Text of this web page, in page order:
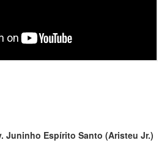
Juninho Espírito Santo (Aristeu Jr.)